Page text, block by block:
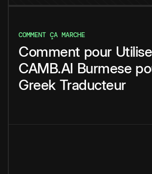
COMMENT ÇA MARCHE
Comment pour
CAMB.AI Burmese
Greek Traducteur